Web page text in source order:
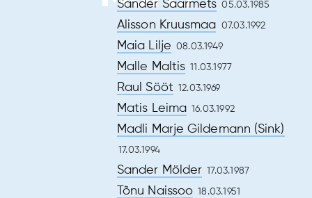
Sander Saarmets 05.03.1985
Alisson Kruusmaa 07.03.1992
Maia Lilje 08.03.1949
Malle Maltis 11.03.1977
Raul Sööt 12.03.1969
Matis Leima 16.03.1992
Madli Marje Gildemann (Sink)
17.03.1994
Sander Mölder 17.03.1987
Tõnu Naissoo 18.03.1951